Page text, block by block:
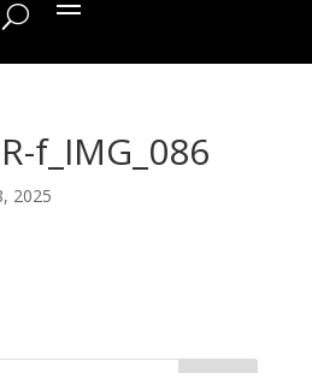
f_IMG_086
2025